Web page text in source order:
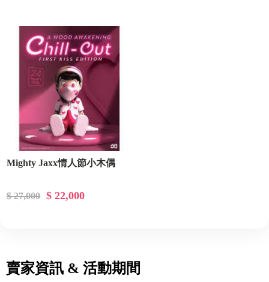
Mighty Jaxx情人節小木偶
$ 27,000 $ 22,000
賣家資訊 & 活動期間